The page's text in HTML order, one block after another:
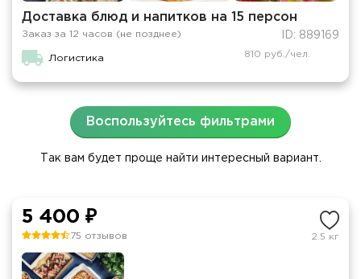
Доставка блюд и напитков на 15 персон
Заказ за 12 часов (не позднее) ID: 889169
Логистика 810 руб./чел.
Воспользуйтесь фильтрами
Так вам будет проще найти интересный вариант.
5 400 ₽
75 отзывов 2.5 кг